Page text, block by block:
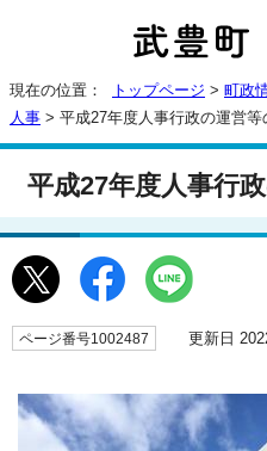
現在の位置： トップページ > 町政
人事 > 平成27年度人事行政の運営等
平成27年度人事行
ページ番号1002487 更新日